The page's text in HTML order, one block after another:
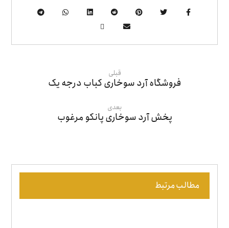
قبلی
فروشگاه آرد سوخاری کباب درجه یک
بعدی
پخش آرد سوخاری پانکو مرغوب
مطالب مرتبط